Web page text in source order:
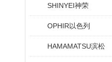
SHINYEI神荣
OPHIR以色列
HAMAMATSU滨松